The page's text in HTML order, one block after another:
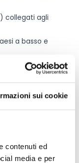
sui cookie
contenuti ed
media e per
collegati agli
a basso e
consorzio di
2 diversi
uno Stato